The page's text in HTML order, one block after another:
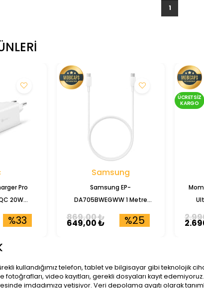
1
Pro
20W
%33
Samsung
Samsung EP-
DA705BWEGWW 1 Metre
Type-C To Type-C 5A Şarj
Data Kablosu%25
649,00 ₺
869,00 ₺
ÜCRETSIZ
KARGO
kullandığımız telefon, tablet ve bilgisayar gibi teknolojik
fotoğrafları, video kayıtları, gerekli dosyaları kayıt
imdadımıza yetişiyor. Veri depolama aygıtı olarak